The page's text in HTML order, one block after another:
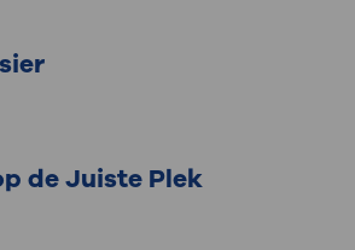
de Juiste Plek